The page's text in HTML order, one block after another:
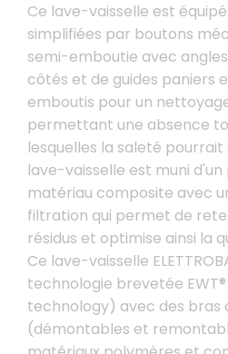
Ce lave-vaisselle est
simplifiées par boutons
semi-emboutie avec
côtés et de guides paniers
emboutis pour un
permettant une absence
lesquelles la saleté pourrait
lave-vaisselle est muni
matériau composite avec
filtration qui permet de
résidus et optimise ainsi la
Ce lave-vaisselle
technologie brevetée
technology) avec des bras
(démontables et